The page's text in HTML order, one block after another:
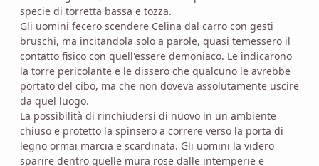
specie di torretta bassa e tozza.
Gli uomini fecero scendere Celina dal carro con gesti
bruschi, ma incitandola solo a parole, quasi temessero il
contatto fisico con quell'essere demoniaco. Le indicarono
la torre pericolante e le dissero che qualcuno le avrebbe
portato del cibo, ma che non doveva assolutamente uscire
da quel luogo.
La possibilità di rinchiudersi di nuovo in un ambiente
chiuso e protetto la spinsero a correre verso la porta di
legno ormai marcia e scardinata. Gli uomini la videro
sparire dentro quelle mura rose dalle intemperie e